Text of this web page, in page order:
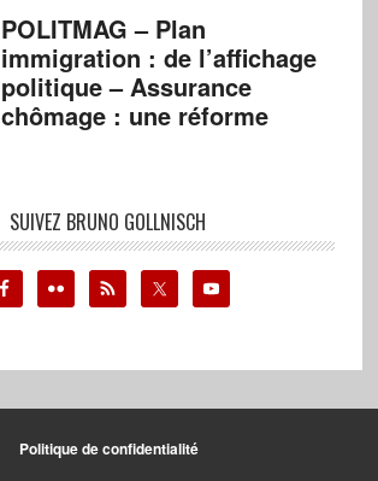
POLITMAG – Plan
immigration : de l’affichage
politique – Assurance
chômage : une réforme
SUIVEZ BRUNO GOLLNISCH
Politique de confidentialité